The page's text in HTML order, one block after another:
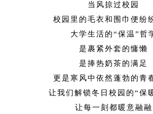
当风掠过校园
校园里的毛衣和围巾便纷
大学生活的“保温”哲
是裹紧外套的慵懒
是捧热奶茶的满足
更是寒风中依然蓬勃的青
让我们解锁冬日校园的“保
让每一刻都暖意融融